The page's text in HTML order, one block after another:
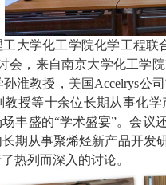
工大学化工学院化学工程
会，来自南京大学化工学
淮教授，美国Accelrys公
授等十余位长期从事化
丰盛的“学术盛宴”。会
期从事聚烯烃新产品开发
热列而深入的讨论。